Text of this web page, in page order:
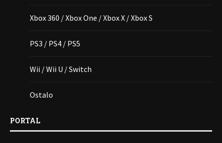
Xbox 360 / Xbox One / Xbox X / Xbox S
PS3 / PS4 / PS5
Wii / Wii U / Switch
Ostalo
PORTAL